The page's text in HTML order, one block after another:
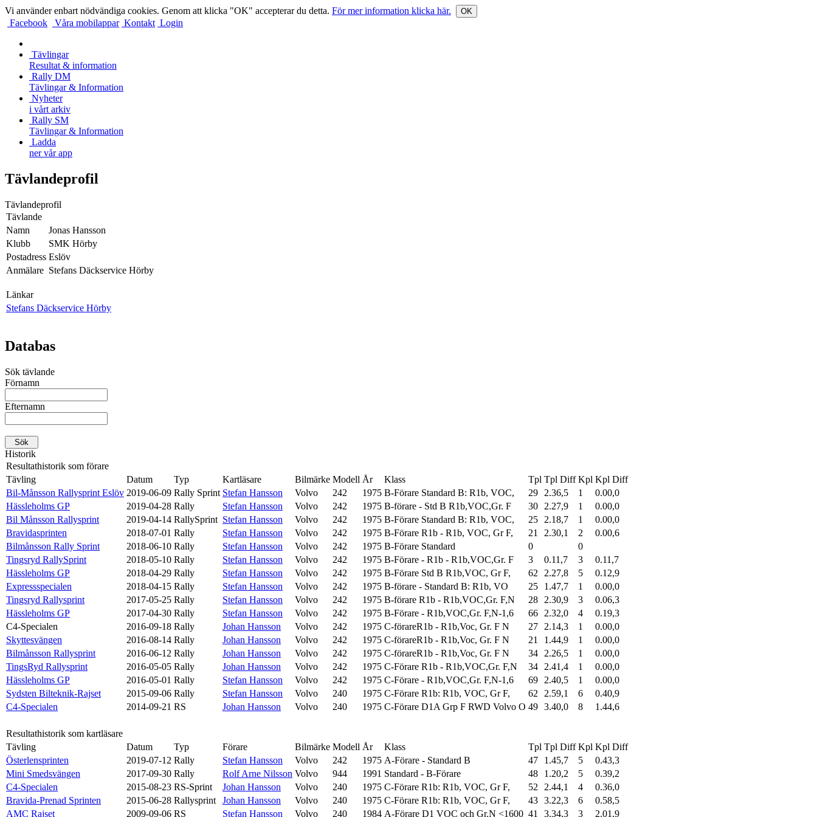
Vi använder enbart nödvändiga cookies. Genom att klicka "OK" accepterar du detta. För mer information klicka här. OK
Facebook Våra mobilappar Kontakt Login
Tävlingar
Resultat & information
Rally DM
Tävlingar & Information
Nyheter
i vårt arkiv
Rally SM
Tävlingar & Information
Ladda
ner vår app
Tävlandeprofil
Tävlandeprofil
Tävlande
Namn
Jonas Hansson
Klubb
SMK Hörby
Postadress Eslöv
Anmälare Stefans Däckservice Hörby
Länkar
Stefans Däckservice Hörby
Databas
Sök tävlande
Förnamn
Efternamn
Historik
Resultathistorik som förare
Tävling
Datum Typ Kartläsare Bilmärke Modell År Klass Tpl Tpl Diff Kpl Kpl Diff
Bil-Månsson Rallysprint Eslöv 2019-06-09 Rally Sprint Stefan Hansson Volvo 242 1975 B-Förare Standard B: R1b, VOC, 29 2.36,5 1
0.00,0
Hässleholms GP
2019-04-28 Rally Stefan Hansson Volvo 242 1975 B-förare - Std B R1b,VOC,Gr. F 30 2.27,9 1
0.00,0
Bil Månsson Rallysprint
2019-04-14 RallySprint Stefan Hansson Volvo 242 1975 B-Förare Standard B: R1b, VOC, 25 2.18,7 1
0.00,0
Bravidasprinten
2018-07-01 Rally Stefan Hansson Volvo 242 1975 B-Förare R1b - R1b, VOC, Gr F, 21 2.30,1 2
0.00,6
Bilmånsson Rally Sprint
2018-06-10 Rally Stefan Hansson Volvo 242 1975 B-Förare Standard 0
0
Tingsryd RallySprint
2018-05-10 Rally Stefan Hansson Volvo 242 1975 B-Förare - R1b - R1b,VOC,Gr. F 3 0.11,7 3
0.11,7
Hässleholms GP
2018-04-29 Rally Stefan Hansson Volvo 242 1975 B-Förare Std B R1b,VOC, Gr F, 62 2.27,8 5
0.12,9
Expressspecialen
2018-04-15 Rally Stefan Hansson Volvo 242 1975 B-förare - Standard B: R1b, VO 25 1.47,7 1
0.00,0
Tingsryd Rallysprint
2017-05-25 Rally Stefan Hansson Volvo 242 1975 B-förare R1b - R1b,VOC,Gr. F,N 28 2.30,9 3
0.06,3
Hässleholms GP
2017-04-30 Rally Stefan Hansson Volvo 242 1975 B-Förare - R1b,VOC,Gr. F,N-1,6 66 2.32,0 4
0.19,3
C4-Specialen
2016-09-18 Rally Johan Hansson Volvo 242 1975 C-förareR1b - R1b,Voc, Gr. F N 27 2.14,3 1
0.00,0
Skyttesvängen
2016-08-14 Rally Johan Hansson Volvo 242 1975 C-förareR1b - R1b,Voc, Gr. F N 21 1.44,9 1
0.00,0
Bilmånsson Rallysprint
2016-06-12 Rally Johan Hansson Volvo 242 1975 C-förareR1b - R1b,Voc, Gr. F N 34 2.26,5 1
0.00,0
TingsRyd Rallysprint
2016-05-05 Rally Johan Hansson Volvo 242 1975 C-Förare R1b - R1b,VOC,Gr. F,N 34 2.41,4 1
0.00,0
Hässleholms GP
2016-05-01 Rally Stefan Hansson Volvo 242 1975 C-Förare - R1b,VOC,Gr. F,N-1,6 69 2.40,5 1
0.00,0
Sydsten Bilteknik-Rajset
2015-09-06 Rally Stefan Hansson Volvo 240 1975 C-Förare R1b: R1b, VOC, Gr F, 62 2.59,1 6
0.40,9
C4-Specialen
2014-09-21 RS Johan Hansson Volvo 240 1975 C-Förare D1A Grp F RWD Volvo O 49 3.40,0 8 1.44,6
Resultathistorik som kartläsare
Tävling
Datum Typ Förare Bilmärke Modell År Klass Tpl Tpl Diff Kpl Kpl Diff
Österlensprinten
2019-07-12 Rally Stefan Hansson Volvo 242 1975 A-Förare - Standard B 47 1.45,7 5
0.43,3
Mini Smedsvängen
2017-09-30 Rally Rolf Arne Nilsson Volvo 944 1991 Standard - B-Förare 48 1.20,2 5
0.39,2
C4-Specialen
2015-08-23 RS-Sprint Johan Hansson Volvo 240 1975 C-Förare R1b: R1b, VOC, Gr F, 52 2.44,1 4
0.36,0
Bravida-Prenad Sprinten
2015-06-28 Rallysprint Johan Hansson Volvo 240 1975 C-Förare R1b: R1b, VOC, Gr F, 43 3.22,3 6
0.58,5
AMC Rajset
2009-09-06 RS Stefan Hansson Volvo 240 1984 A-Förare D1 VOC och Gr.N <1600 41 3.34,3 3 2.01,9